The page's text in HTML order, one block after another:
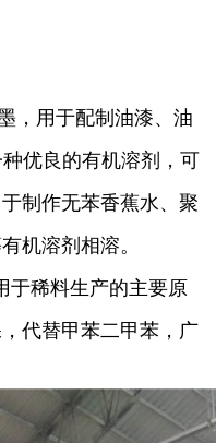
，用于配制油漆、油
优良的有机溶剂，可
制作无苯香蕉水、聚
机溶剂相溶。
于稀料生产的主要原
代替甲苯二甲苯，广